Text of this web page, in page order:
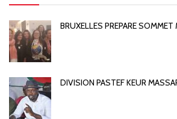
BRUXELLES PREPARE
DIVISION PASTEF KEUR